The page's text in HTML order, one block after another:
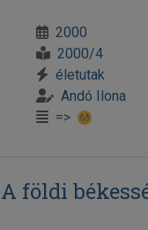
2000
2000/4
életutak
Andó Ilona
=>
A földi